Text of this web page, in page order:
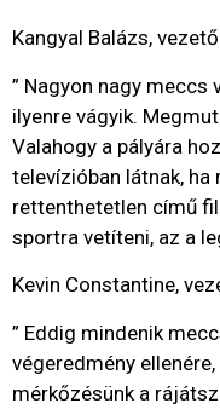
Kangyal Balázs,
” Nagyon nagy
ilyenre vágyik.
Valahogy a pályára
televízióban látnak, ha
rettenthetetlen című
sportra vetíteni, az a
Kevin Constantine,
” Eddig mindenik
végeredmény
mérkőzésünk a